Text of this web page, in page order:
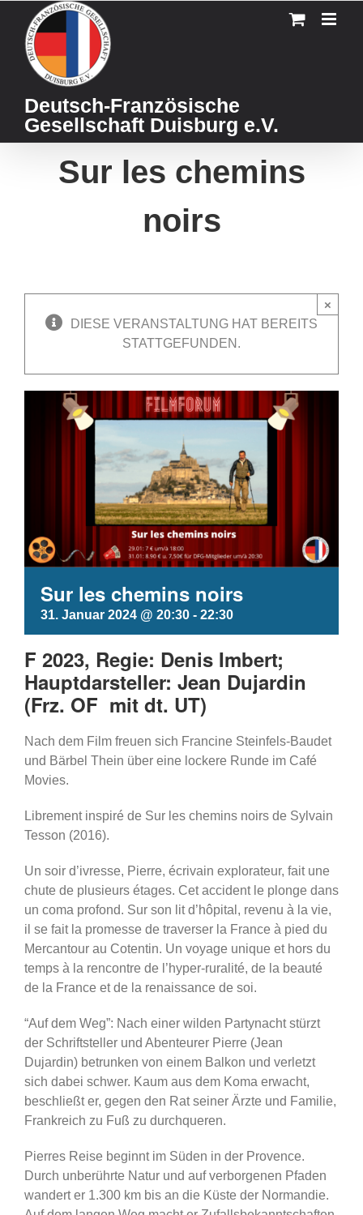
content
Deutsch-Französische
Gesellschaft Duisburg e.V.
Sur les chemins
noirs
DIESE VERANSTALTUNG HAT BEREITS
STATTGEFUNDEN.
×
Sur les chemins noirs
31. Januar 2024 @ 20:30 - 22:30
F 2023, Regie: Denis Imbert;
Hauptdarsteller: Jean Dujardin
(Frz. OF mit dt. UT)
Nach dem Film freuen sich Francine Steinfels-Baudet
und Bärbel Thein über eine lockere Runde im Café
Movies.
Librement inspiré de Sur les chemins noirs de Sylvain
Tesson (2016).
Un soir d’ivresse, Pierre, écrivain explorateur, fait une
chute de plusieurs étages. Cet accident le plonge dans
un coma profond. Sur son lit d’hôpital, revenu à la vie,
il se fait la promesse de traverser la France à pied du
Mercantour au Cotentin. Un voyage unique et hors du
temps à la rencontre de l’hyper-ruralité, de la beauté
de la France et de la renaissance de soi.
“Auf dem Weg”: Nach einer wilden Partynacht stürzt
der Schriftsteller und Abenteurer Pierre (Jean
Dujardin) betrunken von einem Balkon und verletzt
sich dabei schwer. Kaum aus dem Koma erwacht,
beschließt er, gegen den Rat seiner Ärzte und Familie,
Frankreich zu Fuß zu durchqueren.
Pierres Reise beginnt im Süden in der Provence.
Durch unberührte Natur und auf verborgenen Pfaden
wandert er 1.300 km bis an die Küste der Normandie.